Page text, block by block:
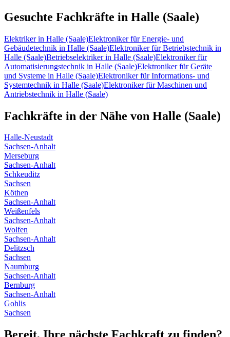
Gesuchte Fachkräfte in Halle (Saale)
Elektrikerin Halle (Saale)Elektroniker für Energie- und
Gebäudetechnik in Halle (Saale)Elektroniker für Betriebstechnik in
Halle (Saale)Betriebselektrikerin Halle (Saale)Elektroniker für
Automatisierungstechnik in Halle (Saale)Elektroniker für Geräte
und Systeme in Halle (Saale)Elektroniker für Informations- und
Systemtechnik in Halle (Saale)Elektroniker für Maschinen und
Antriebstechnik in Halle (Saale)
Fachkräfte in der Nähe von Halle (Saale)
Halle-Neustadt
Sachsen-Anhalt
Merseburg
Sachsen-Anhalt
Schkeuditz
Sachsen
Köthen
Sachsen-Anhalt
Weißenfels
Sachsen-Anhalt
Wolfen
Sachsen-Anhalt
Delitzsch
Sachsen
Naumburg
Sachsen-Anhalt
Bernburg
Sachsen-Anhalt
Gohlis
Sachsen